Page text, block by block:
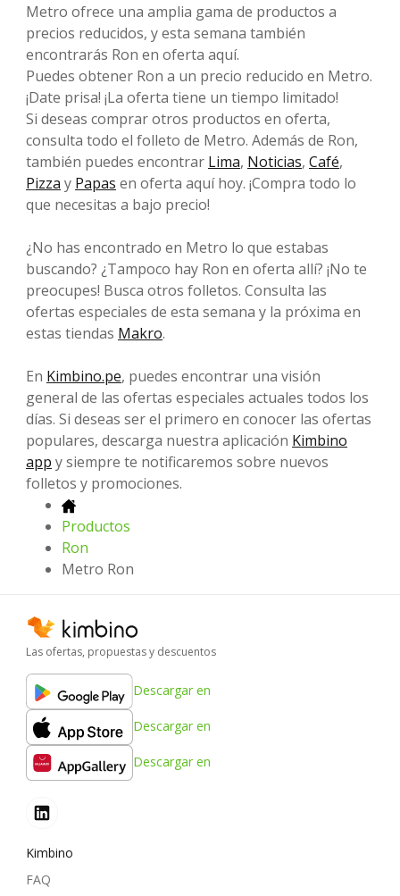
Metro ofrece una amplia gama de productos a
precios reducidos, y esta semana también
encontrarás Ron en oferta aquí.
Puedes obtener Ron a un precio reducido en Metro.
¡Date prisa! ¡La oferta tiene un tiempo limitado!
Si deseas comprar otros productos en oferta,
consulta todo el folleto de Metro. Además de Ron,
también puedes encontrar Lima, Noticias, Café,
Pizza y Papas en oferta aquí hoy. ¡Compra todo lo
que necesitas a bajo precio!
¿No has encontrado en Metro lo que estabas
buscando? ¿Tampoco hay Ron en oferta allí? ¡No te
preocupes! Busca otros folletos. Consulta las
ofertas especiales de esta semana y la próxima en
estas tiendas Makro.
En Kimbino.pe, puedes encontrar una visión
general de las ofertas especiales actuales todos los
días. Si deseas ser el primero en conocer las ofertas
populares, descarga nuestra aplicación Kimbino
app y siempre te notificaremos sobre nuevos
folletos y promociones.
Productos
Ron
Metro Ron
Las ofertas, propuestas y descuentos
Descargar en
Descargar en
Descargar en
Kimbino
FAQ